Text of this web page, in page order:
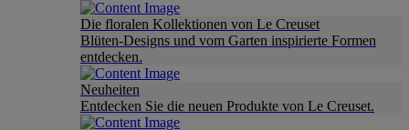
Die floralen Kollektionen von Le Creuset
Blüten-Designs und vom Garten inspirierte Formen
entdecken.
Neuheiten
Entdecken Sie die neuen Produkte von Le Creuset.